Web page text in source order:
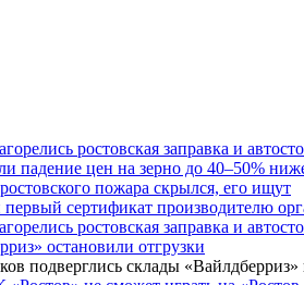
ростовская заправка и
падение цен на зерно до 40–50%
пожара скрылся, его ищут
сертификат производителю
ростовская заправка и
остановили отгрузки
подверглись склады